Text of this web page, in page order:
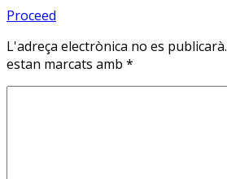
Proceed
L'adreça electrònica no es publicarà.
estan marcats amb *